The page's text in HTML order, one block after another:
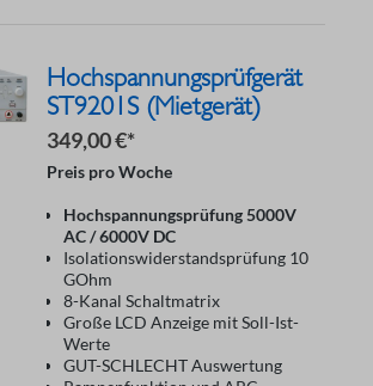
Hochspannungsprüfgerät
ST9201S (Mietgerät)
349,00 €*
Preis pro Woche
Hochspannungsprüfung 5000V
AC / 6000V DC
Isolationswiderstandsprüfung 10
GOhm
8-Kanal Schaltmatrix
Große LCD Anzeige mit Soll-Ist-
Werte
GUT-SCHLECHT Auswertung